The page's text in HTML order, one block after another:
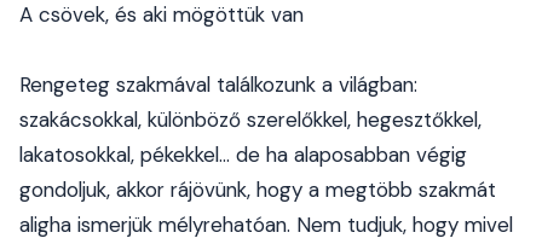
A csövek, és aki mögöttük van
Rengeteg szakmával találkozunk a világban:
szakácsokkal, különböző szerelőkkel, hegesztőkkel,
lakatosokkal, pékekkel... de ha alaposabban végig
gondoljuk, akkor rájövünk, hogy a megtöbb szakmát
aligha ismerjük mélyrehatóan. Nem tudjuk, hogy mivel